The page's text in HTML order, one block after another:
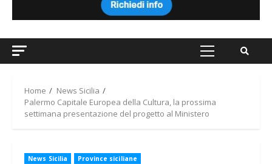
Primary
Home
News Sicilia
Palermo Capitale Europea della Cultura, la prossima
settimana presentazione del progetto al Ministero
News Sicilia Province siciliane